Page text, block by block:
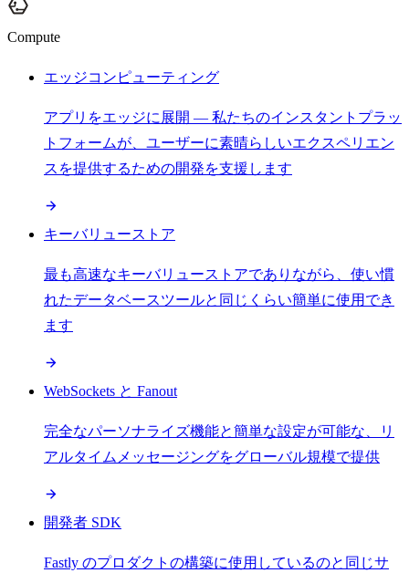
Compute
エッジコンピューティング
アプリをエッジに展開 — 私たちのインスタントプラッ
トフォームが、ユーザーに素晴らしいエクスペリエン
スを提供するための開発を支援します
キーバリューストア
最も高速なキーバリューストアでありながら、使い慣
れたデータベースツールと同じくらい簡単に使用でき
ます
WebSockets と Fanout
完全なパーソナライズ機能と簡単な設定が可能な、リ
アルタイムメッセージングをグローバル規模で提供
開発者 SDK
Fastly のプロダクトの構築に使用しているのと同じサ